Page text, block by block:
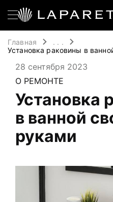
Главная
. . .
Установка раковины в
28 сентября 2023
О РЕМОНТЕ
Установка
в ванной
руками